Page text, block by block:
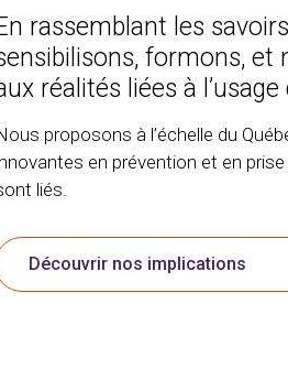
rassemblant les
formons, et
réalités liées à
proposons à l’échelle du
en prévention et en
liés.
Découvrir nos implications